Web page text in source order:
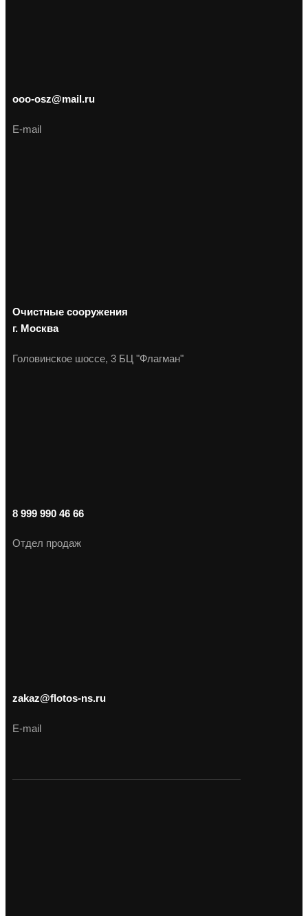
ooo-osz@mail.ru
E-mail
Очистные сооружения
г. Москва
Головинское шоссе, 3 БЦ "Флагман"
8 999 990 46 66
Отдел продаж
zakaz@flotos-ns.ru
E-mail